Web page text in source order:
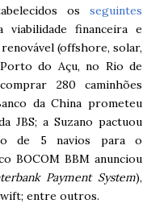
os seguintes
financeira e
(offshore, solar,
do Açu, no Rio de
280 caminhões
da China prometeu
JBS; a Suzano pactuou
de 5 navios para o
BOCOM BBM anunciou
Payment System),
entre outros.